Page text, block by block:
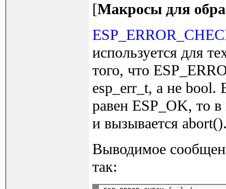
[Макросы для
используется для
того, что
esp_err_t, а не bool.
равен ESP_OK, то
и вызывается
Выводимое
так: